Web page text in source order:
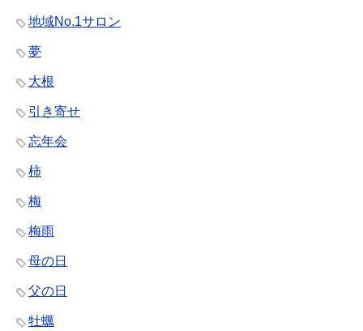
地域No.1サロン
夢
大根
引き寄せ
忘年会
柿
梅
梅雨
母の日
父の日
牡蠣